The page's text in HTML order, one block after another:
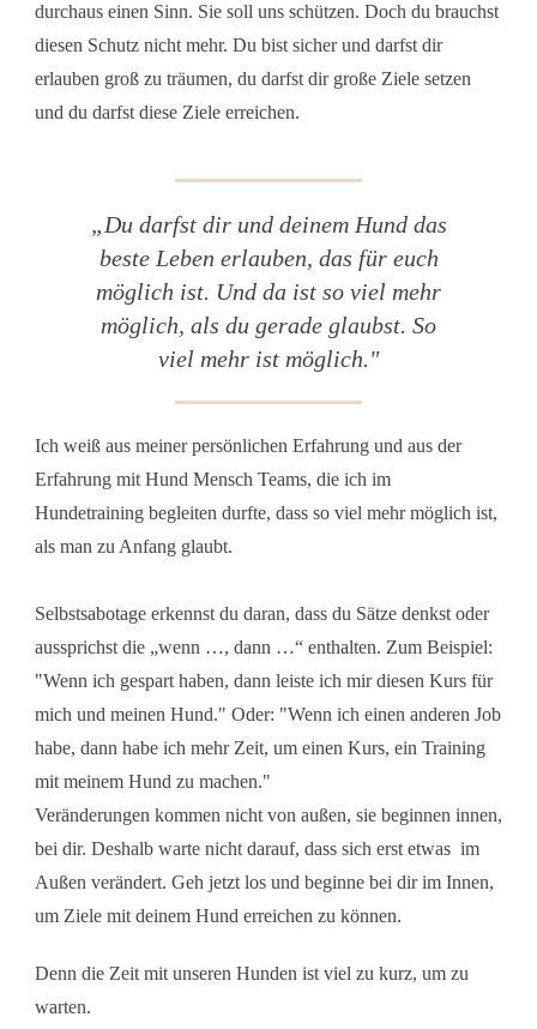
durchaus einen Sinn. Sie soll uns schützen. Doch du brauchst
diesen Schutz nicht mehr. Du bist sicher und darfst dir
erlauben groß zu träumen, du darfst dir große Ziele setzen
und du darfst diese Ziele erreichen.
„Du darfst dir und deinem Hund das
beste Leben erlauben, das für euch
möglich ist. Und da ist so viel mehr
möglich, als du gerade glaubst. So
viel mehr ist möglich."
Ich weiß aus meiner persönlichen Erfahrung und aus der
Erfahrung mit Hund Mensch Teams, die ich im
Hundetraining begleiten durfte, dass so viel mehr möglich ist,
als man zu Anfang glaubt.
Selbstsabotage erkennst du daran, dass du Sätze denkst oder
aussprichst die „wenn …, dann …“ enthalten. Zum Beispiel:
"Wenn ich gespart haben, dann leiste ich mir diesen Kurs für
mich und meinen Hund." Oder: "Wenn ich einen anderen Job
habe, dann habe ich mehr Zeit, um einen Kurs, ein Training
mit meinem Hund zu machen."
Veränderungen kommen nicht von außen, sie beginnen innen,
bei dir. Deshalb warte nicht darauf, dass sich erst etwas im
Außen verändert. Geh jetzt los und beginne bei dir im Innen,
um Ziele mit deinem Hund erreichen zu können.
Denn die Zeit mit unseren Hunden ist viel zu kurz, um zu
warten.